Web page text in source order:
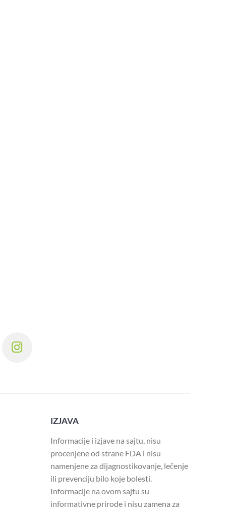
IZJAVA
Informacije i izjave na sajtu, nisu
procenjene od strane FDA i nisu
namenjene za dijagnostikovanje, lečenje
ili prevenciju bilo koje bolesti.
Informacije na ovom sajtu su
informativne prirode i nisu zamena za